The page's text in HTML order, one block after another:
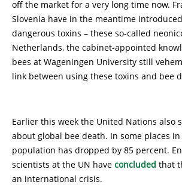
off the market for a very long time now.
Slovenia have in the meantime
dangerous toxins – these so-called
Netherlands, the cabinet-appointed
bees at Wageningen University still
link between using these toxins and bee
Earlier this week the United Nations also
about global bee death. In some places
population has dropped by 85 percent.
scientists at the UN have concluded that
an international crisis.